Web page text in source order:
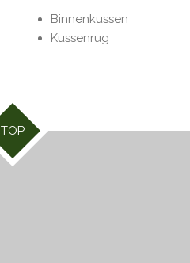
Binnenkussen
Kussenrug
TOP